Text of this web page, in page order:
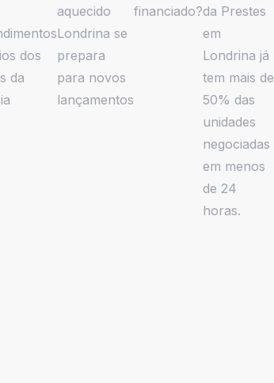
dos
da
aquecido
Londrina se
prepara
para novos
lançamentos
financiado?da Prestes
em
Londrina já
tem mais de
50% das
unidades
negociadas
em menos
de 24
horas.